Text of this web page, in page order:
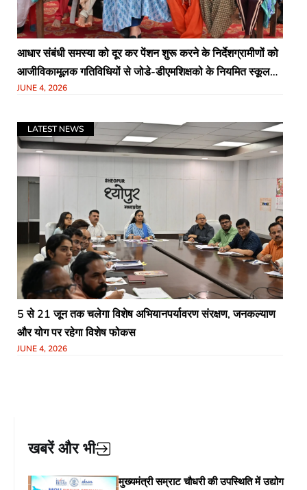
आधार संबंधी समस्या को दूर कर पेंशन शुरू करने के निर्देशग्रामीणों को
आजीविकामूलक गतिविधियों से जोडे-डीएमशिक्षको के नियमित स्कूल
नही आने की शिकायत पर नोटिस के निर्देश4 जून को लगेगा स्वास्थ्य
JUNE 4, 2026
LATEST NEWS
5 से 21 जून तक चलेगा विशेष अभियानपर्यावरण संरक्षण, जनकल्याण
और योग पर रहेगा विशेष फोकस
JUNE 4, 2026
खबरें और भी
मुख्यमंत्री सम्राट चौधरी की उपस्थिति में उद्योग